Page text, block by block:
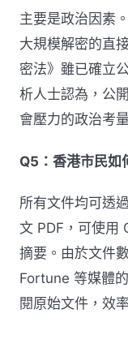
主要是政治因素
大規模解密的直
密法》雖已確立
析人士認為，公
會壓力的政治考
Q5：香港市民如
所有文件均可透
文 PDF，可使用
摘要。由於文件
Fortune 等媒體
閱原始文件，效